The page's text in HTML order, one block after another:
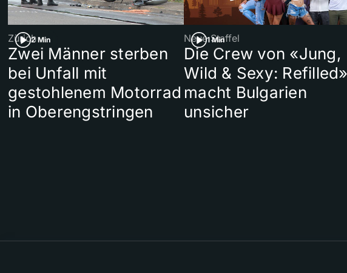
2 Min
Zürich
Zwei Männer sterben
bei Unfall mit
gestohlenem Motorrad
in Oberengstringen
1 Min
Neue Staffel
Die Crew von «Jung,
Wild & Sexy: Refilled»
macht Bulgarien
unsicher